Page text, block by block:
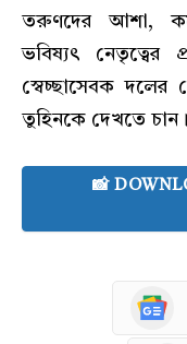
তরুণদের আশা,
ভবিষ্যৎ নেতৃত্বের
স্বেচ্ছাসেবক দলের
তুহিনকে দেখতে চান।
📸